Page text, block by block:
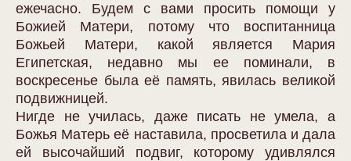
ежечасно. Будем с вами просить помощи у
Божией Матери, потому что воспитанница
Божьей Матери, какой является Мария
Египетская, недавно мы ее поминали, в
воскресенье была её память, явилась великой
подвижницей.
Нигде не училась, даже писать не умела, а
Божья Матерь её наставила, просветила и дала
ей высочайший подвиг, которому удивлялся